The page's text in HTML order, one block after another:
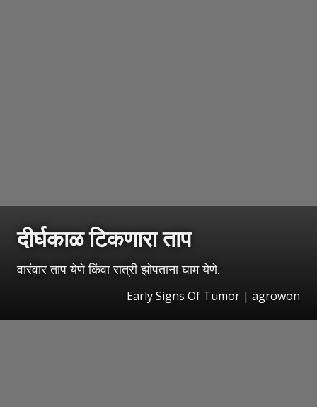
दीर्घकाळ टिकणारा ताप
वारंवार ताप येणे किंवा रात्री झोपताना घाम येणे.
Early Signs Of Tumor | agrowon